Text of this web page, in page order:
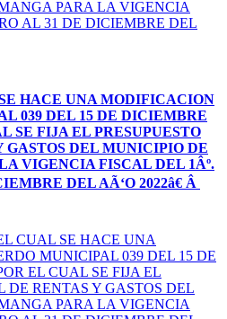
HACE UNA MODIFICACION
039 DEL 15 DE DICIEMBRE
SE FIJA EL PRESUPUESTO
GASTOS DEL MUNICIPIO DE
VIGENCIA FISCAL DEL 1Âº.
DEL AÃ‘O 2022â€ Â